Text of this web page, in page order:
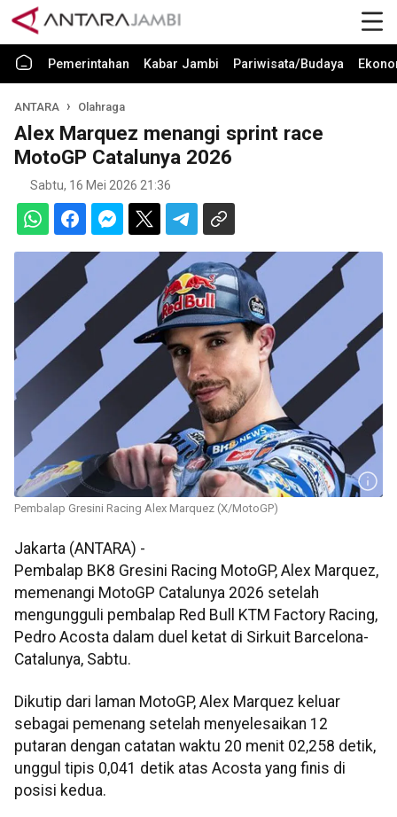
Pemerintahan Kabar Jambi Pariwisata/Budaya
ANTARA Olahraga
Alex Marquez menangi sprint race
MotoGP Catalunya 2026
Sabtu, 16 Mei 2026 21:36
Pembalap Gresini Racing Alex Marquez (X/MotoGP)
Jakarta (ANTARA) -
Pembalap BK8 Gresini Racing MotoGP, Alex Marquez,
memenangi MotoGP Catalunya 2026 setelah
mengungguli pembalap Red Bull KTM Factory Racing,
Pedro Acosta dalam duel ketat di Sirkuit Barcelona-
Catalunya, Sabtu.
Dikutip dari laman MotoGP, Alex Marquez keluar
sebagai pemenang setelah menyelesaikan 12
putaran dengan catatan waktu 20 menit 02,258 detik,
unggul tipis 0,041 detik atas Acosta yang finis di
posisi kedua.